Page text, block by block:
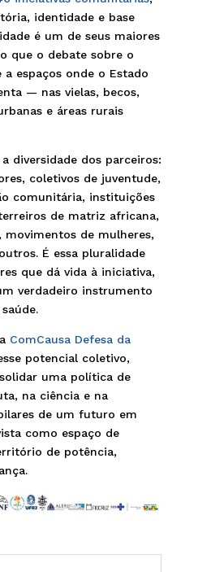
identidade e base
é um de seus maiores
que o debate sobre o
espaços onde o Estado
— nas vielas, becos,
e áreas rurais
diversidade dos parceiros:
coletivos de juventude,
comunitária, instituições
de matriz africana,
movimentos de mulheres,
É essa pluralidade
que dá vida à iniciativa,
verdadeiro instrumento
ComCausa Defesa da
potencial coletivo,
uma política de
na ciência e na
de um futuro em
como espaço de
de potência,